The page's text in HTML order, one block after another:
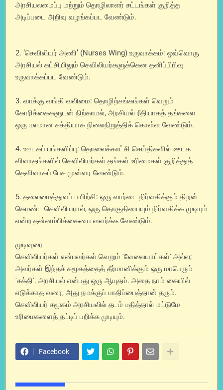
அரசியலமைப்பு மற்றும் தொழிலாளர் சட்டங்கள் குறித்த
அடிப்படை அறிவு வழங்கப்பட வேண்டும்.
2. ‘செவிலியர் அணி’ (Nurses Wing) உருவாக்கம்: ஒவ்வொரு
அரசியல் கட்சியிலும் செவிலியர்களுக்கென தனிப்பிரிவு
உருவாக்கப்பட வேண்டும்.
3. வாக்கு வங்கி வலிமை: தொழிற்சங்கங்கள் வெறும்
கோரிக்கைகளுடன் நிற்காமல், அரசியல் ரீதியாகத் தங்களை
ஒரு பலமான சக்தியாக நிலைநிறுத்திக் கொள்ள வேண்டும்.
4. ஊடகப் பங்களிப்பு: தொலைக்காட்சி செய்திகளில் ஊடக
விவாதங்களில் செவிலியர்கள் தங்கள் உரிமைகள் குறித்துத்
தெளிவாகப் பேச முன்வர வேண்டும்.
5. தலைமைத்துவப் பயிற்சி: ஒரு வார்டை நிர்வகிக்கும் திறன்
கொண்ட செவிலியரால், ஒரு தொகுதியையும் நிர்வகிக்க முடியும்
என்ற தன்னம்பிக்கையை வளர்க்க வேண்டும்.
முடிவுரை
செவிலியர்கள் என்பவர்கள் வெறும் 'வேலையாட்கள்' அல்ல;
அவர்கள் இந்தச் சமூகத்தைத் தீர்மானிக்கும் ஒரு மாபெரும்
'சக்தி'. அரசியல் என்பது ஒரு ஆயுதம். அதை நாம் கையில்
எடுக்காத வரை, அது நமக்குப் பாதிப்பைத்தான் தரும்.
செவிலியர் சமூகம் அரசியலில் தடம் பதித்தால் மட்டுமே
உரிமைகளைத் தட்டிப் பறிக்க முடியும்.
Facebook